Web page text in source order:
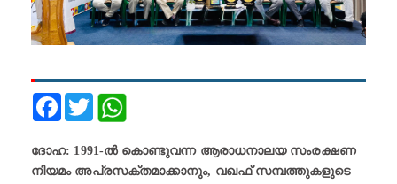
FacebookTwitter
ദോഹ: 1991-ൽ കൊണ്ടുവന്ന ആരാധനാലയ സംരക്ഷണ
നിയമം അപ്രസക്തമാക്കാനും, വഖഫ് സമ്പത്തുകളുടെ